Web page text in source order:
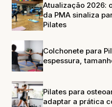
Atualização 2026:
da PMA sinaliza
Pilates
Colchonete para
espessura,
Pilates para
adaptar a prática